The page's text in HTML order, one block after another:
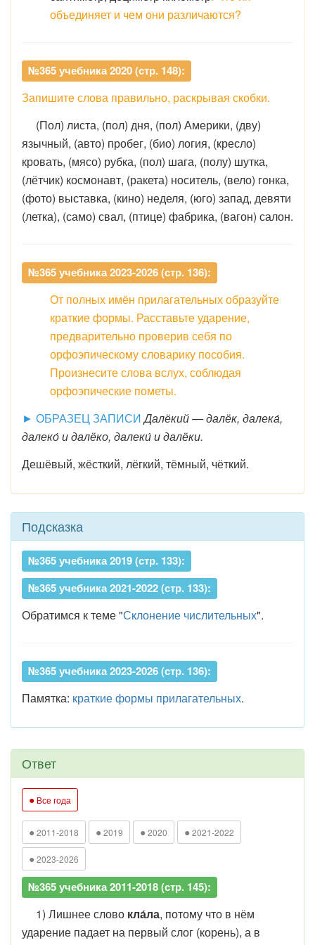
объединяет и чем они различаются?
№365 учебника 2020 (стр. 148):
Запишите слова правильно, раскрывая скобки.
(Пол) листа, (пол) дня, (пол) Америки, (дву)
язычный, (авто) пробег, (био) логия, (кресло)
кровать, (мясо) рубка, (пол) шага, (полу) шутка,
(лётчик) космонавт, (ракета) носитель, (вело) гонка,
(фото) выставка, (кино) неделя, (юго) запад, девяти
(летка), (само) свал, (птице) фабрика, (вагон) салон.
№365 учебника 2023-2026 (стр. 136):
От полных имён прилагательных образуйте
краткие формы. Расставьте ударение,
предварительно проверив себя по
орфоэпическому словарику пособия.
Произнесите слова вслух, соблюдая
орфоэпические пометы.
► ОБРАЗЕЦ ЗАПИСИДалёкий — далёк, далека́,
далеко́ и далёко, далеки́ и далёки.
Дешёвый, жёсткий, лёгкий, тёмный, чёткий.
Подсказка
№365 учебника 2019 (стр. 133):
№365 учебника 2021-2022 (стр. 133):
Обратимся к теме "Склонение числительных".
№365 учебника 2023-2026 (стр. 136):
Памятка: краткие формы прилагательных.
Ответ
● Все года
● 2011-2018 ● 2019 ● 2020 ● 2021-2022
● 2023-2026
№365 учебника 2011-2018 (стр. 145):
1) Лишнее слово кла́ла, потому что в нём
ударение падает на первый слог (корень), а в